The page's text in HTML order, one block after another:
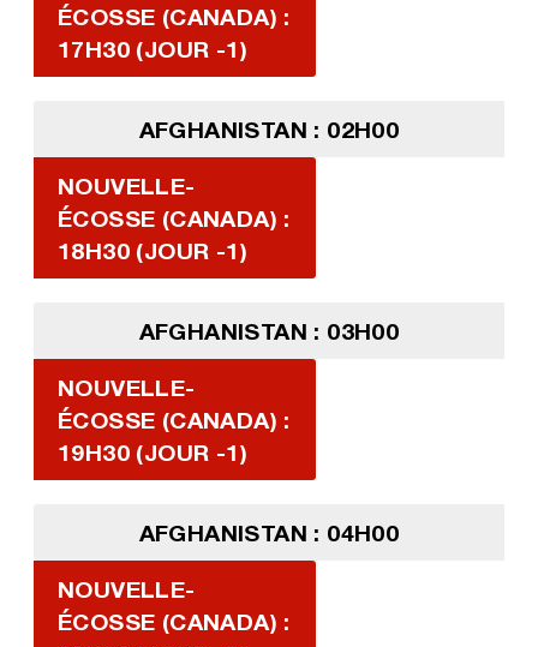
ÉCOSSE (CANADA) :
17H30 (JOUR -1)
AFGHANISTAN : 02H00
NOUVELLE-
ÉCOSSE (CANADA) :
18H30 (JOUR -1)
AFGHANISTAN : 03H00
NOUVELLE-
ÉCOSSE (CANADA) :
19H30 (JOUR -1)
AFGHANISTAN : 04H00
NOUVELLE-
ÉCOSSE (CANADA) :